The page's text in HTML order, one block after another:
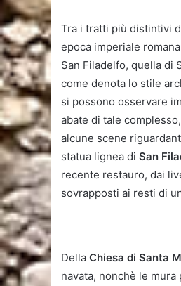
Tra i tratti più distintivi
epoca imperiale
San Filadelfo, quella di
come denota lo stile
si possono osservare
abate di tale
alcune scene
statua lignea di San
recente restauro, dai
sovrapposti ai resti di
Della Chiesa di Santa
navata, nonchè le